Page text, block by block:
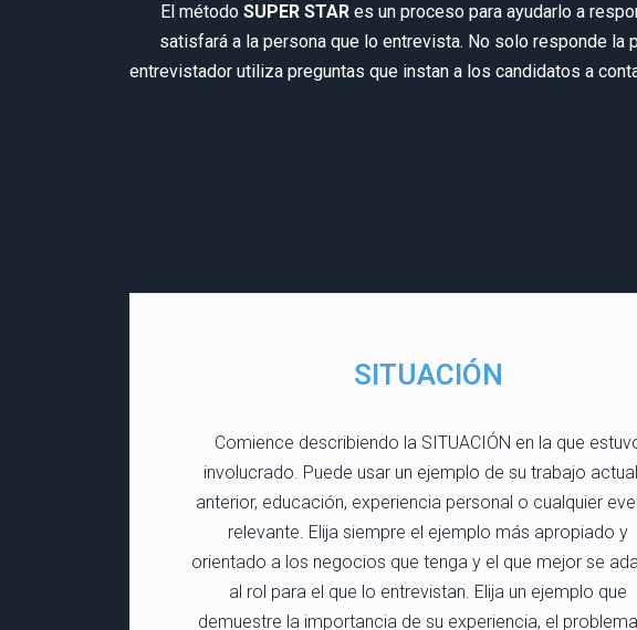
El método SUPER STAR es un proceso para ayudarlo a
satisfará a la persona que lo entrevista. No solo responde la
entrevistador utiliza preguntas que instan a los candidatos a
SITUACIÓN
Comience describiendo la SITUACIÓN en la que
involucrado. Puede usar un ejemplo de su trabajo
anterior, educación, experiencia personal o cualquier
relevante. Elija siempre el ejemplo más apropiado y
orientado a los negocios que tenga y el que mejor se
al rol para el que lo entrevistan. Elija un ejemplo que
demuestre la importancia de su experiencia, el